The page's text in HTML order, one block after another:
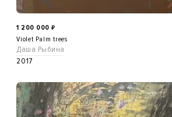
1 200 000 ₽
Violet Palm trees
Даша Рыбина
2017